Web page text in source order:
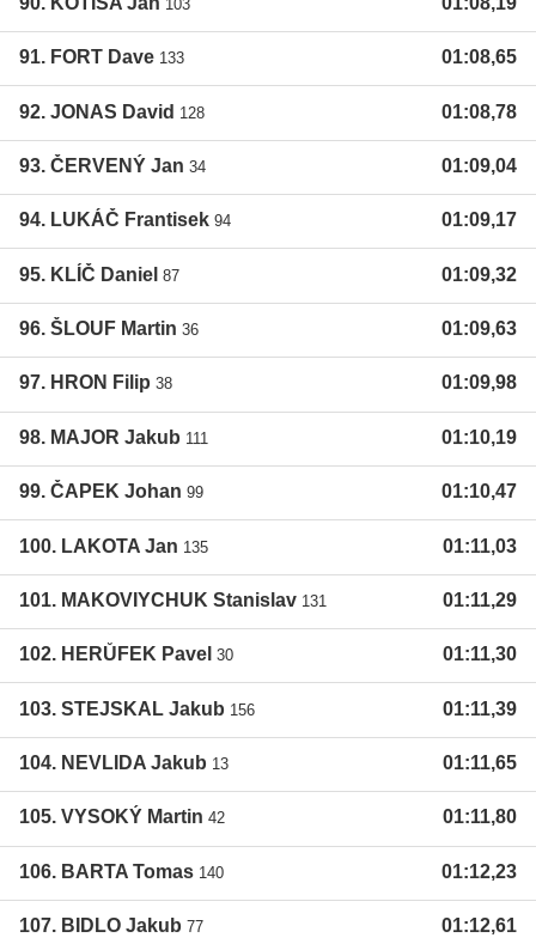
103
91. FORT Dave 133 01:08,65
92. JONAS David 128 01:08,78
93. ČERVENÝ Jan 34 01:09,04
94. LUKÁČ Frantisek 94 01:09,17
95. KLÍČ Daniel 87 01:09,32
96. ŠLOUF Martin 36 01:09,63
97. HRON Filip 38 01:09,98
98. MAJOR Jakub 111 01:10,19
99. ČAPEK Johan 99 01:10,47
100. LAKOTA Jan 135 01:11,03
101. MAKOVIYCHUK Stanislav 131 01:11,29
102. HERŮFEK Pavel 30 01:11,30
103. STEJSKAL Jakub 156 01:11,39
104. NEVLIDA Jakub 13 01:11,65
105. VYSOKÝ Martin 42 01:11,80
106. BARTA Tomas 140 01:12,23
107. BIDLO Jakub 77 01:12,61